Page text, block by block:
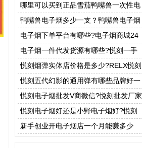
鸭嘴兽电子烟价格
哪里可以买到正品雪茄鸭嘴兽一次性电
子烟？
鸭嘴兽电子烟多少一支？鸭嘴兽电子烟
是哪个国家的？
电子烟下单平台有哪些?电子烟商城24
小时下单APP
电子烟一件代发货源有哪些?悦刻一手
货源批发网站
悦刻烟弹实体店价格是多少?RELX悦刻
一代到五代价格表
悦刻五代幻影的通用弹有哪些品牌好一
些?
悦刻电子烟批发V商微信?悦刻批发厂家
一手货源渠道
悦刻电子烟好还是小野电子烟好?悦刻
一代和二代买哪个?
新手创业开电子烟店一个月能赚多少